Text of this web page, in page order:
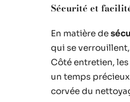
Sécurité et
En matière de
qui se
Côté entretien,
un temps
corvée du